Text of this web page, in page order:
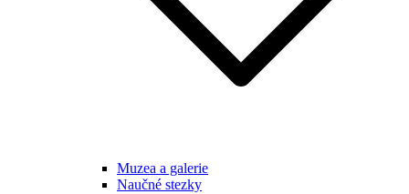
Muzea a galerie
Naučné stezky